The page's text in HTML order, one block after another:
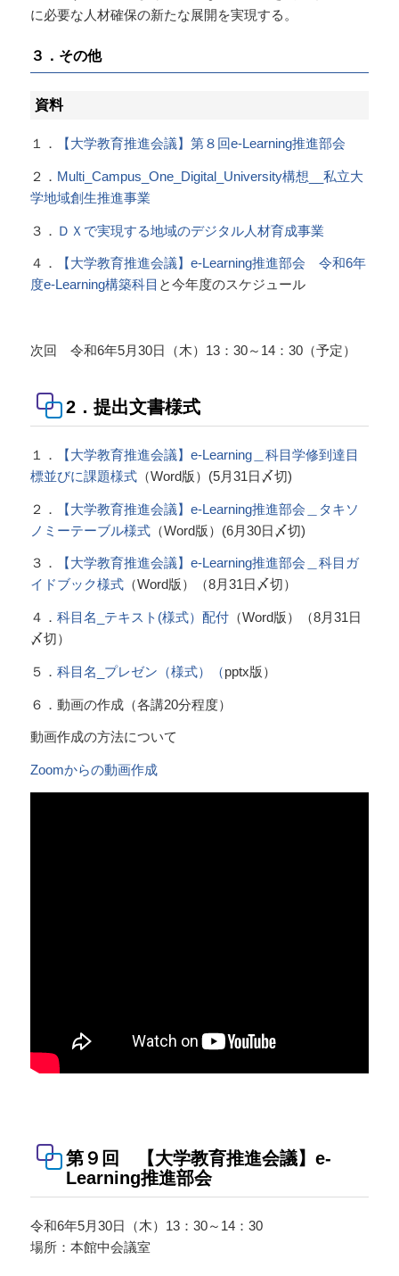
に必要な人材確保の新たな展開を実現する。
３．その他
資料
１． 【大学教育推進会議】第８回e-Learning推進部会
２． Multi_Campus_One_Digital_University構想__私立大
学地域創生推進事業
３． ＤＸで実現する地域のデジタル人材育成事業
４．
【大学教育推進会議】e-Learning推進部会 令和6年
度e-Learning構築科目 と今年度のスケジュール
次回 令和6年5月30日（木）13：30～14：30（予定）
2．提出文書様式
１．
【大学教育推進会議】e-Learning＿科目学修到達目
標並びに課題様式（Word版）(5月31日〆切)
２．
【大学教育推進会議】e-Learning推進部会＿タキソ
ノミーテーブル様式（Word版）(6月30日〆切)
３．
【大学教育推進会議】e-Learning推進部会＿科目ガ
イドブック様式（Word版）（8月31日〆切）
４． 科目名_テキスト(様式）配付（Word版）（8月31日
〆切）
５． 科目名_プレゼン（様式）（pptx版）
６．動画の作成（各講20分程度）
動画作成の方法について
Zoomからの動画作成
第９回 【大学教育推進会議】e-
Learning推進部会
令和6年5月30日（木）13：30～14：30
場所：本館中会議室